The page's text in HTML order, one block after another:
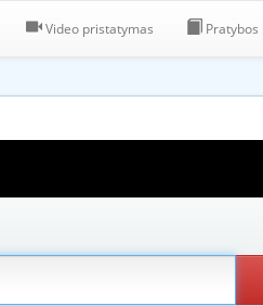
Video pristatymas Pratybos